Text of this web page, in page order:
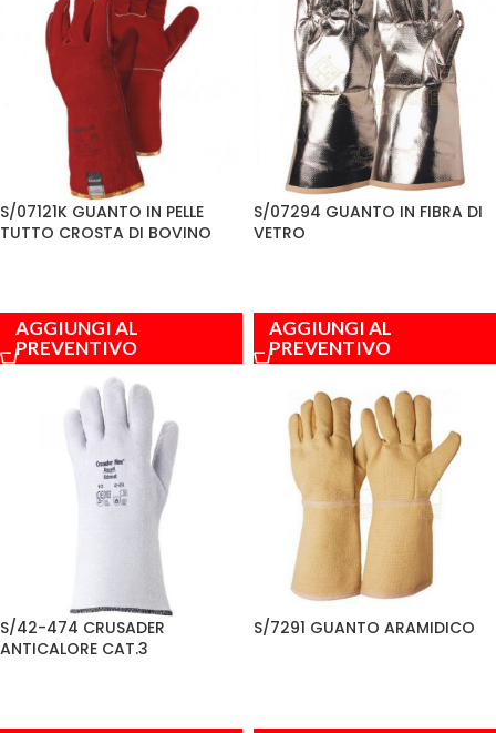
S/07121K GUANTO IN PELLE
TUTTO CROSTA DI BOVINO
AGGIUNGI AL
PREVENTIVO
S/07294 GUANTO IN FIBRA DI
VETRO
AGGIUNGI AL
PREVENTIVO
S/42-474 CRUSADER
ANTICALORE CAT.3
S/7291 GUANTO ARAMIDICO